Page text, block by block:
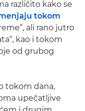
različito kako se
tokom
ali rano jutro
kao i tokom
od grubog
tokom dana,
upečatljive